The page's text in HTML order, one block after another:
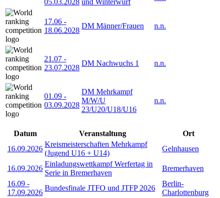
17.06 -
18.06.2028
DM Männer/Frauen n.n.
21.07 -
23.07.2028
DM Nachwuchs 1 n.n.
01.09 -
03.09.2028
DM Mehrkampf
M/W/U
23/U20/U18/U16
n.n.
Datum Veranstaltung
Ort
16.09.2026
Kreismeisterschaften Mehrkampf
(Jugend U16 + U14)
Gelnhausen
16.09.2026
Einladungswettkampf Werfertag in
Serie in Bremerhaven
Bremerhaven
16.09 -
17.09.2026
Bundesfinale JTFO und JTFP 2026
Berlin-
Charlottenburg